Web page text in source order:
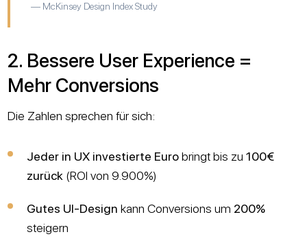
— McKinsey Design Index Study
2. Bessere User Experience =
Mehr Conversions
Die Zahlen sprechen für sich:
Jeder in UX investierte Eurobringt bis zu100€
zurück (ROI von 9.900%)
Gutes UI-Design kann Conversions um 200%
steigern